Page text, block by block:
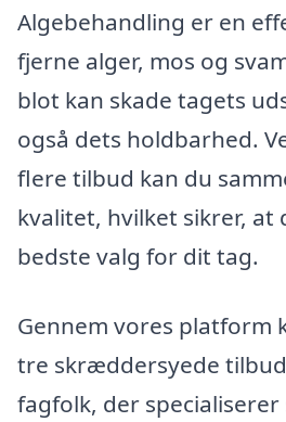
Algebehandling er en
fjerne alger, mos og
blot kan skade tagets
også dets holdbarhed.
flere tilbud kan du
kvalitet, hvilket sikrer,
bedste valg for dit tag.
Gennem vores platform
tre skræddersyede
fagfolk, der specialiserer